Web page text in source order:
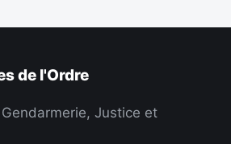
de l'Ordre
Justice et